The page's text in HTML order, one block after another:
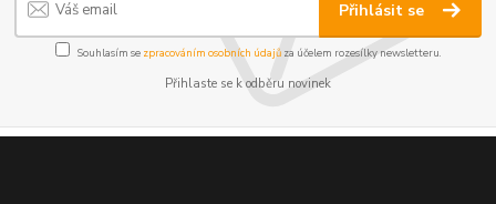
Přihlásit se
Souhlasím se zpracováním osobních údajůza účelem rozesílky newsletteru.
Přihlaste se k odběru novinek